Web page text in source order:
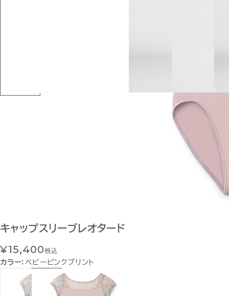
キャップスリーブレオタード
¥15,400税込
カラー：ベビーピンクプリント